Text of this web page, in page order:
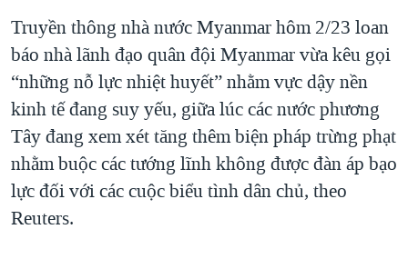
THỂ THAO
GIÁO DỤC
CHI PHÍ CHIẾN TRANH AFGHANISTAN
CÁC GIÁ TRỊ CỘNG HÒA Ở VIỆT NAM
THƯỢNG ĐỈNH TRUMP-KIM TẠI VIỆT NAM
TRỊNH VĨNH BÌNH VS. CHÍNH PHỦ VIỆT NAM
NGƯ DÂN VIỆT VÀ LÀN SÓNG TRỘM HẢI SÂM
BÊN KIA QUỐC LỘ: TIẾNG VỌNG TỪ NÔNG THÔN MỸ
Truyền thông nhà nước Myanmar hôm 2/23 loan
báo nhà lãnh đạo quân đội Myanmar vừa kêu gọi
“những nỗ lực nhiệt huyết” nhằm vực dậy nền
kinh tế đang suy yếu, giữa lúc các nước phương
Tây đang xem xét tăng thêm biện pháp trừng phạt
nhằm buộc các tướng lĩnh không được đàn áp bạo
lực đối với các cuộc biểu tình dân chủ, theo
Reuters.